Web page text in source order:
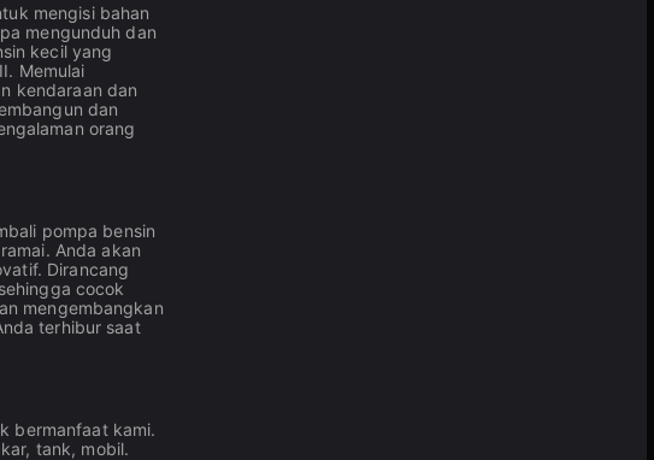
mengisi bahan
mengunduh dan
kecil yang
Memulai
kendaraan dan
dan
orang
pompa bensin
Anda akan
Dirancang
cocok
mengembangkan
terhibur saat
bermanfaat kami.
tank, mobil.